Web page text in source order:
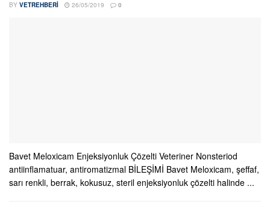
BY VETREHBERI 26/05/2019 0
Bavet Meloxicam Enjeksiyonluk Çözelti Veteriner Nonsteriod
antiinflamatuar, antiromatizmal BİLEŞİMİ Bavet Meloxicam, şeffaf,
sarı renkli, berrak, kokusuz, steril enjeksiyonluk çözelti halinde ...